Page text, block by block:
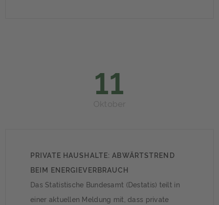
11
Oktober
PRIVATE HAUSHALTE: ABWÄRTSTREND
BEIM ENERGIEVERBRAUCH
Das Statistische Bundesamt (Destatis) teilt in
einer aktuellen Meldung mit, dass private